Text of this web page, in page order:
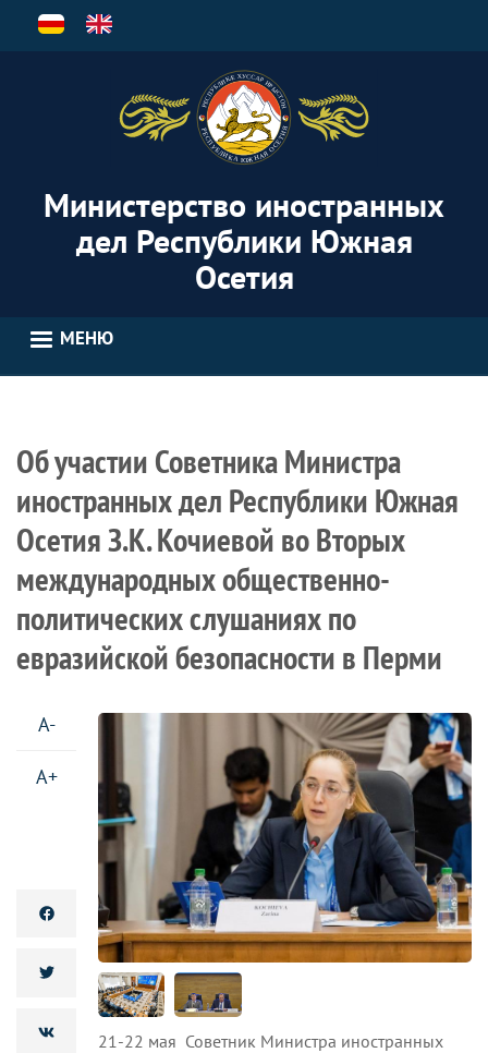
Перейти
Министерство иностранных
дел Республики Южная
Осетия
МЕНЮ
Об участии Советника Министра
иностранных дел Республики Южная
Осетия З.К. Кочиевой во Вторых
международных общественно-
политических слушаниях по
евразийской безопасности в Перми
A-
A+
21-22 мая Советник Министра иностранных